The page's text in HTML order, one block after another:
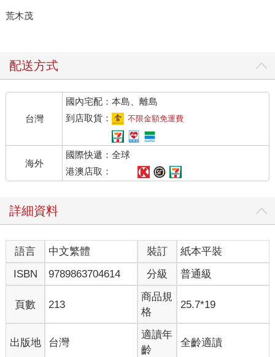
荒木茂
配送方式
台灣
國內宅配：本島、離島
到店取貨：
不限金額免運費
海外
國際快遞：全球
港澳店取：
詳細資料
語言 中文繁體 裝訂
紙本平裝
ISBN
9789863704614 分級 普通級
頁數 213
商品規
格
25.7*19
出版地 台灣
適讀年
齡
全齡適讀